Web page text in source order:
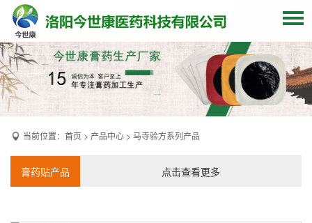
网站首页
关于我们
贴牌加工
产品中心
OEM产品
当前位置： 首页 > 产品中心 > 马寺验方系列产品
膏药贴产品 点击查看更多